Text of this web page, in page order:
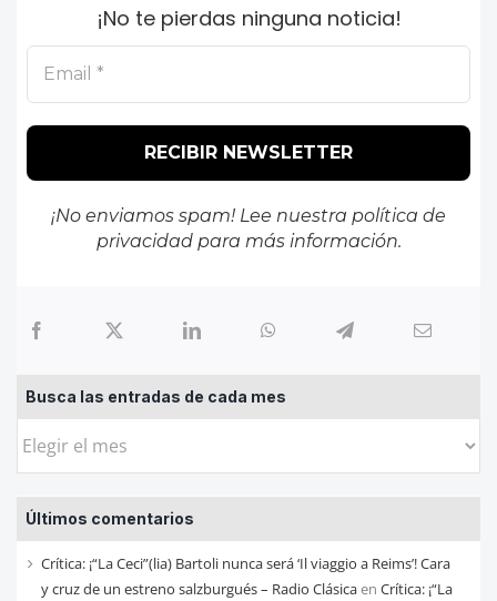
¡No te pierdas ninguna noticia!
¡No enviamos spam! Lee nuestra política de
privacidadpara más información.
Busca las entradas de cada mes
Busca
entradas
de
cada
mes
Últimos comentarios
Crítica: ¡“La Ceci”(lia) Bartoli nunca será ‘Il viaggio a Reims’! Cara
y cruz de un estreno salzburgués – Radio Clásicaen Crítica: ¡“La